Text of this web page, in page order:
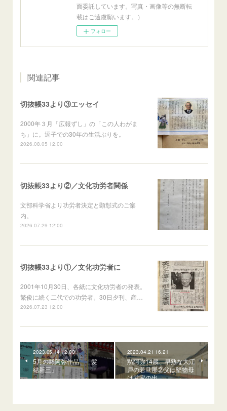
面委託しています。写真・画像等の無断転
載はご遠慮願います。）
フォロー
関連記事
切抜帳33より③エッセイ
2000年３月「広報ずし」の「この人わがま
ち」に。逗子での30年の生活ぶりを。
2026.08.05 12:00
切抜帳33より②／文化功労者関係
文部科学省より功労者決定と顕彰式のご案
内。
2026.07.29 12:00
切抜帳33より①／文化功労者に
2001年10月30日、各紙に文化功労者の発表。
繁俊に続く二代での功労者。30日夕刊、産…
2026.07.23 12:00
2023.05.14 12:00
5月の黙阿弥作品 「髪
結新三」
2023.04.21 16:21
黙阿弥14歳、早熟な大江
戸の若旦那②父は堅物母
は武家の出